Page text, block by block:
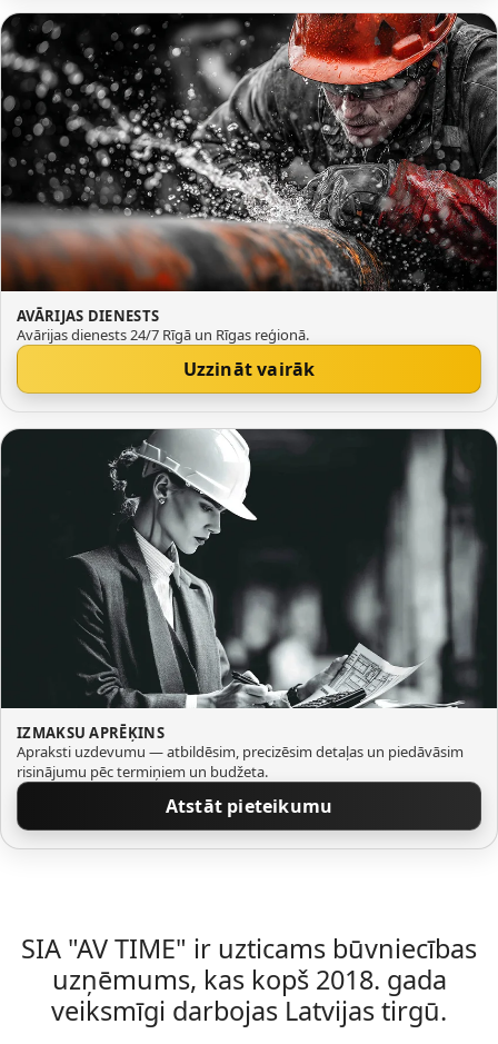
AVĀRIJAS DIENESTS
Avārijas dienests 24/7 Rīgā un Rīgas reģionā.
Uzzināt vairāk
IZMAKSU APRĒĶINS
Apraksti uzdevumu — atbildēsim, precizēsim detaļas un piedāvāsim
risinājumu pēc termiņiem un budžeta.
Atstāt pieteikumu
SIA "AV TIME" ir uzticams būvniecības
uzņēmums, kas kopš 2018. gada
veiksmīgi darbojas Latvijas tirgū.